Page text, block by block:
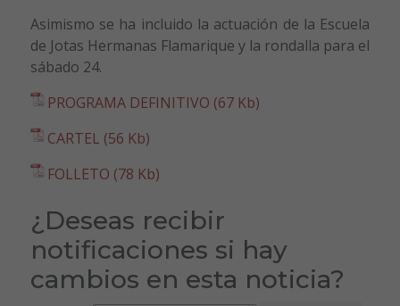
Asimismo se ha incluido la actuación de la Escuela
de Jotas Hermanas Flamarique y la rondalla para el
sábado 24.
PROGRAMA DEFINITIVO (67 Kb)
CARTEL (56 Kb)
FOLLETO (78 Kb)
¿Deseas recibir
notificaciones si hay
cambios en esta noticia?